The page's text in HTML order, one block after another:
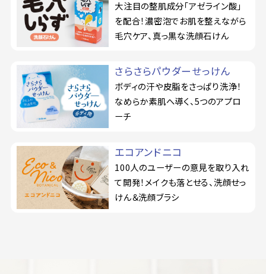
大注目の整肌成分「アゼライン酸」
を配合！濃密泡でお肌を整えながら
毛穴ケア、真っ黒な洗顔石けん
さらさらパウダーせっけん
ボディの汗や皮脂をさっぱり洗浄！
なめらか素肌へ導く、5つのアプロ
ーチ
エコアンドニコ
100人のユーザーの意見を取り入れ
て開発！メイクも落とせる、洗顔せっ
けん＆洗顔ブラシ